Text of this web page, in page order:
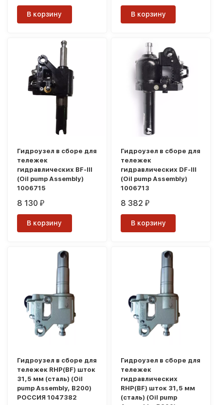
В корзину В корзину
Гидроузел в сборе для
тележек
гидравлических BF-III
(Oil pump Assembly)
1006715
8 130₽
В корзину
Гидроузел в сборе для
тележек
гидравлических DF-III
(Oil pump Assembly)
1006713
8 382₽
В корзину
Гидроузел в сборе для
тележек RHP(BF) шток
31,5 мм (сталь) (Oil
pump Assembly, B200)
РОССИЯ 1047382
Гидроузел в сборе для
тележек
гидравлических
RHP(BF) шток 31,5 мм
(сталь) (Oil pump